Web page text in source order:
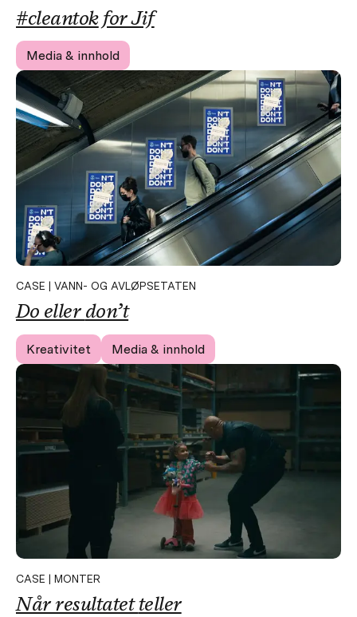
#cleantokfor Jif
Media & innhold
CASE | VANN- OG AVLØPSETATEN
Do ellerdon’t
Kreativitet Media & innhold
CASE | MONTER
Når resultatetteller